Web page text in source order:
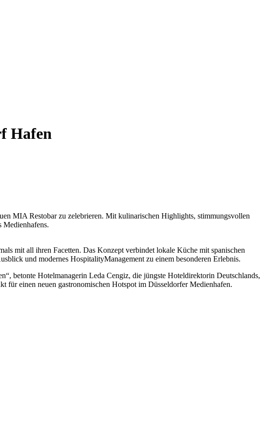
Hafen
MIA Restobar zu zelebrieren. Mit kulinarischen Highlights, stimmungsvollen
Medienhafens.
mit all ihren Facetten. Das Konzept verbindet lokale Küche mit spanischen
und modernes HospitalityManagement zu einem besonderen Erlebnis.
betonte Hotelmanagerin Leda Cengiz, die jüngste Hoteldirektorin Deutschlands,
für einen neuen gastronomischen Hotspot im Düsseldorfer Medienhafen.